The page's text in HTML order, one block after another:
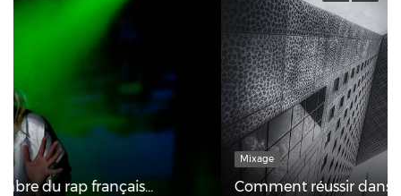
Mixage
Comment réussir dans la musique ?